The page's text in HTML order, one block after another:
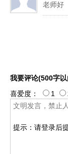
老师好
我要评论(500字以
提示：请登录后
喜爱度： 1